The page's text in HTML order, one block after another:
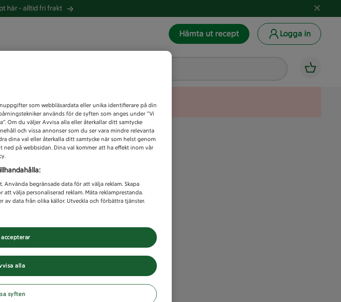
här -alltid fri frakt
Hämta ut recept Logga in
Unknown error
som webbläsardata eller unika identifierare på din
används för de syften som anges under ”Vi
Om du väljer Avvisa alla eller återkallar ditt samtycke
och vissa annonser som du ser vara mindre relevanta
dina val eller återkalla ditt samtycke när som helst genom
på webbsidan. Dina val kommer att ha effekt inom vår
begränsade data för att välja reklam. Skapa
välja personaliserad reklam. Mäta reklamprestanda.
data från olika källor. Utveckla och förbättra tjänster.
alla
accepterar
syften